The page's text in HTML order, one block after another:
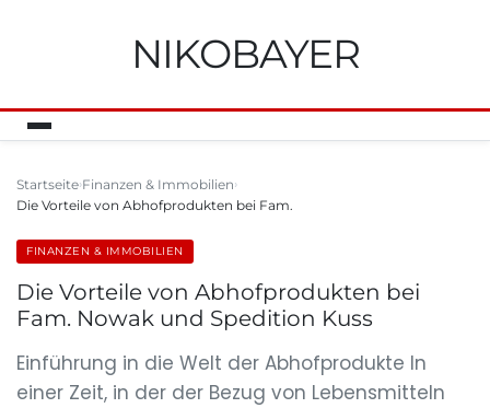
NIKOBAYER
Startseite Finanzen & Immobilien
Die Vorteile von Abhofprodukten bei Fam.
FINANZEN & IMMOBILIEN
Die Vorteile von Abhofprodukten bei
Fam. Nowak und Spedition Kuss
Einführung in die Welt der Abhofprodukte In
einer Zeit, in der der Bezug von Lebensmitteln